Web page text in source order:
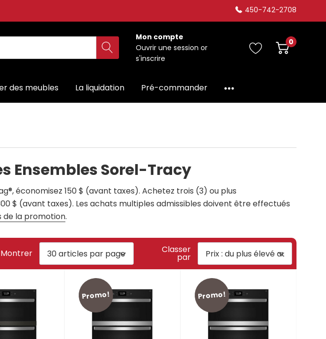
450-742-2708
Mon compte
Ouvrir une session or
s'inscrire
0
des meubles La liquidation Pré-commander
Ensembles Sorel-Tracy
économisez 150 $ (avant taxes). Achetez trois (3) ou plus
$ (avant taxes). Les achats multiples admissibles doivent être effectués
de la promotion.
Montrer Classer
par
Promo! Promo!